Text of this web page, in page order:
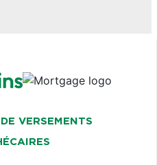
VERSEMENTS